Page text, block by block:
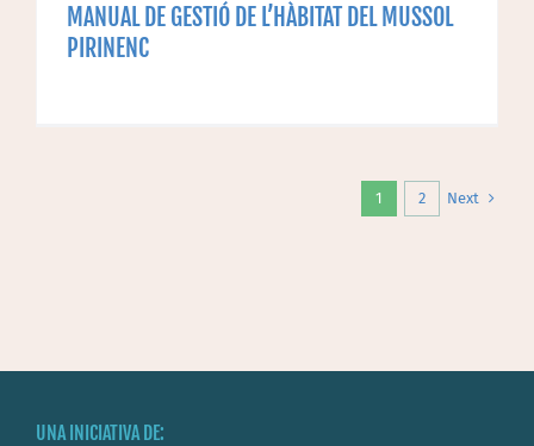
MANUAL DE GESTIÓ DE L’HÀBITAT DEL MUSSOL
PIRINENC
1 2 Next
UNA INICIATIVA DE: